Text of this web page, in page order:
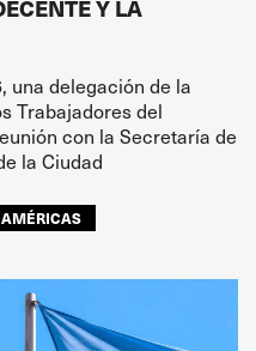
Y LA
una delegación de la
Trabajadores del
con la Secretaría de
la Ciudad